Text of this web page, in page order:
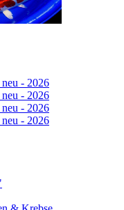
- 2026
- 2026
- 2026
- 2026